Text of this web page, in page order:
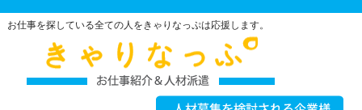
お仕事を探している全ての人をきゃりなっぷは応援します。